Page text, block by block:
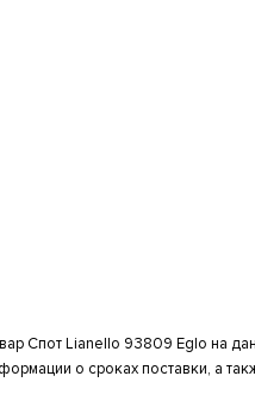
Спот Lianello 93809 Eglo на
о сроках поставки, а